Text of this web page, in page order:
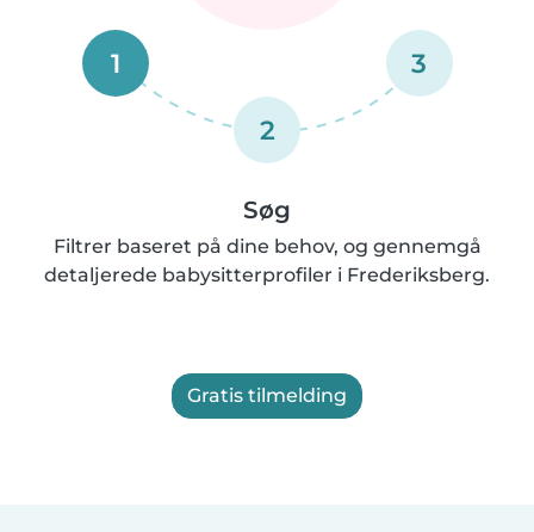
1
2
3
Søg
Filtrer baseret på dine behov, og gennemgå
detaljerede babysitterprofiler i Frederiksberg.
Gratis tilmelding